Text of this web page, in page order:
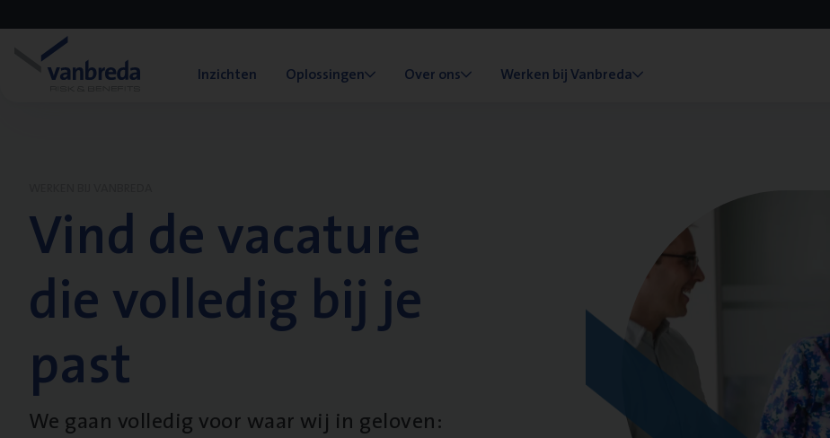
Inzichten Oplossingen Over ons Werken bij Vanbreda
Vind de vacature
die volledig bij je
past
We gaan volledig voor waar wij in geloven: